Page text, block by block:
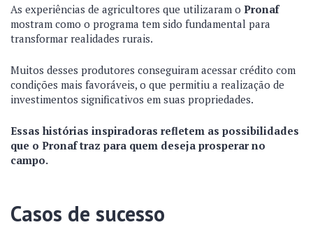
As experiências de agricultores que utilizaram o Pronaf
mostram como o programa tem sido fundamental para
transformar realidades rurais.
Muitos desses produtores conseguiram acessar crédito com
condições mais favoráveis, o que permitiu a realização de
investimentos significativos em suas propriedades.
Essas histórias inspiradoras refletem as possibilidades
que o Pronaf traz para quem deseja prosperar no
campo.
Casos de sucesso